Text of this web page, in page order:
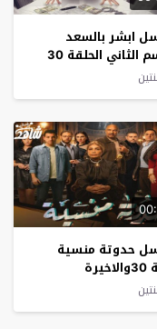
ابشر بالسعد
الموسم الثاني الحلقة 30
حدوتة منسية